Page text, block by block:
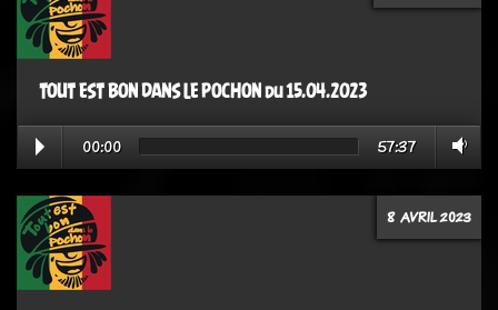
TOUT EST BON DANS LE POCHON du 15.04.2023
00:00 57:37
8 AVRIL 2023